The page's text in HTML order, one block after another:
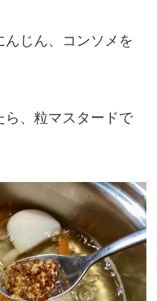
じん、コンソメを
、粒マスタードで